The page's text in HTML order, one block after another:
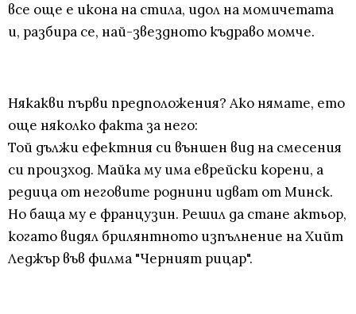
все още е икона на стила, идол на момичетата
и, разбира се, най-звездното къдраво момче.
Някакви първи предположения? Ако нямате, ето
още няколко факта за него:
Той дължи ефектния си външен вид на смесения
си произход. Майка му има еврейски корени, а
редица от неговите роднини идват от Минск.
Но баща му е французин. Решил да стане актьор,
когато видял брилянтното изпълнение на Хийт
Леджър във филма "Черният рицар".